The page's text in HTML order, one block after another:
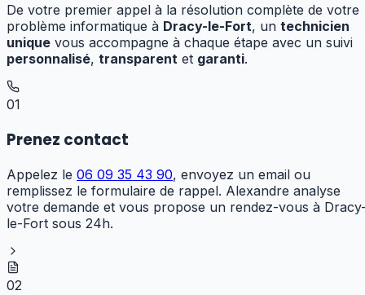
De votre premier appel à la résolution complète de votre
problème informatique à Dracy-le-Fort, un technicien
unique vous accompagne à chaque étape avec un suivi
personnalisé, transparent et garanti.
01
Prenez contact
Appelez le 06 09 35 43 90, envoyez un email ou
remplissez le formulaire de rappel. Alexandre analyse
votre demande et vous propose un rendez-vous à
le-Fort sous 24h.
02